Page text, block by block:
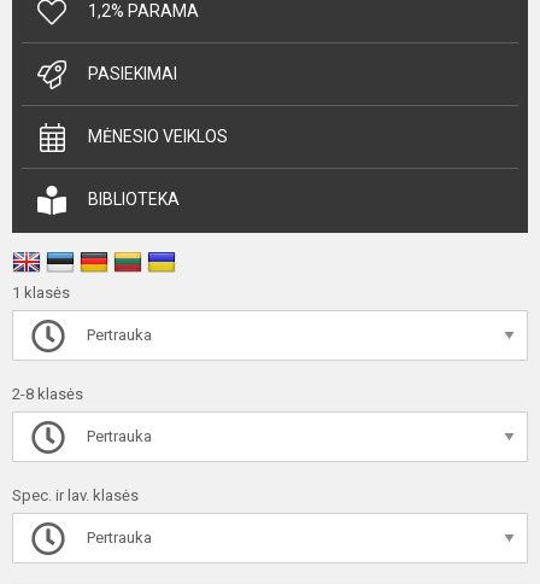
1,2% PARAMA
PASIEKIMAI
MĖNESIO VEIKLOS
BIBLIOTEKA
1 klasės
Pertrauka
2-8 klasės
Pertrauka
Spec. ir lav. klasės
Pertrauka